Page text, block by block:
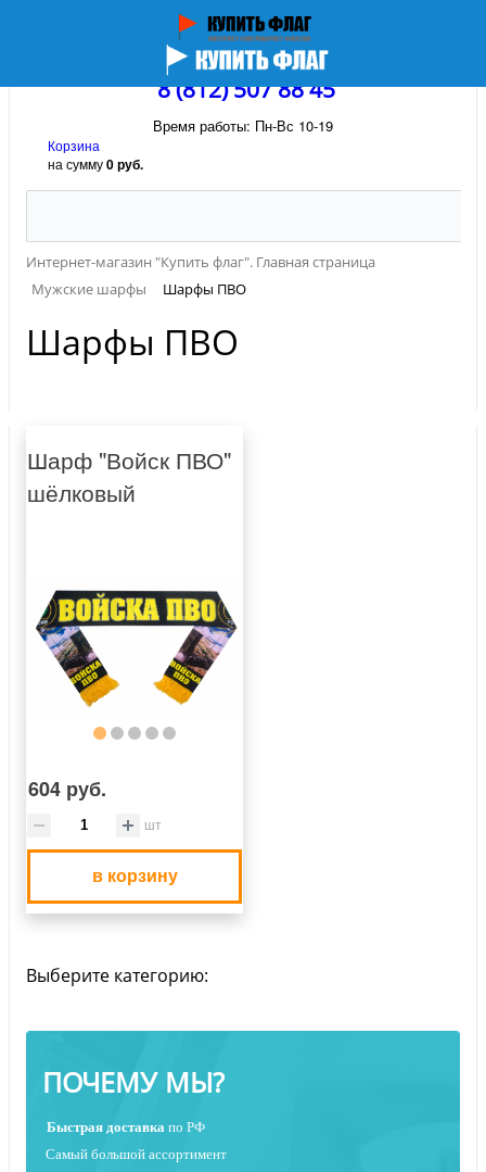
8 (812) 507 88 45
Время работы: Пн-Вс 10-19
Корзина
на сумму0 руб.
Интернет-магазин "Купить флаг". Главная страница
Мужские шарфы
Шарфы ПВО
Шарфы ПВО
Шарф "Войск ПВО"
шёлковый
604 руб.
шт
в корзину
Выберите категорию:
ПОЧЕМУ МЫ?
Быстрая доставка по РФ
Самый большой ассортимент